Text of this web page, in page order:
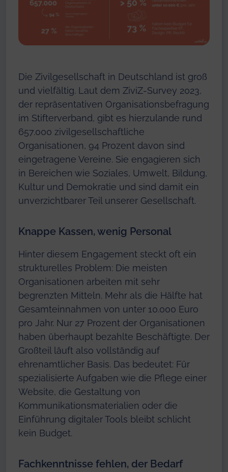
Die Zivilgesellschaft in Deutschland ist groß
und vielfältig. Laut dem ZiviZ-Survey 2023,
der repräsentativen Organisationsbefragung
im Stifterverband, gibt es hierzulande rund
657.000 zivilgesellschaftliche
Organisationen, 94 Prozent davon sind
eingetragene Vereine. Sie engagieren sich
in Bereichen wie Soziales, Umwelt, Bildung,
Kultur und Demokratie und sind damit ein
unverzichtbarer Teil unserer Gesellschaft.
Knappe Kassen, wenig Personal
Hinter diesem Engagement steckt oft ein
strukturelles Problem: Die meisten
Organisationen arbeiten mit sehr
begrenzten Mitteln. Mehr als die Hälfte hat
Gesamteinnahmen von unter 10.000 Euro
pro Jahr. Nur 27 Prozent der Organisationen
haben überhaupt bezahlte Beschäftigte. Der
Großteil läuft also vollständig auf
ehrenamtlicher Basis. Das bedeutet: Für
spezialisierte Aufgaben wie die Pflege einer
Website, die Gestaltung von
Kommunikationsmaterialien oder die
Einführung digitaler Tools bleibt schlicht
kein Budget.
Fachkenntnisse fehlen, der Bedarf